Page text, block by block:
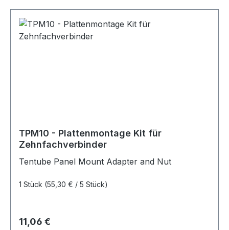
TPM10 - Plattenmontage Kit für
Zehnfachverbinder
Tentube Panel Mount Adapter and Nut
1 Stück (55,30 € / 5 Stück)
Regulärer Preis:
11,06 €